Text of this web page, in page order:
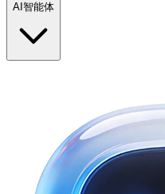
AI智能体